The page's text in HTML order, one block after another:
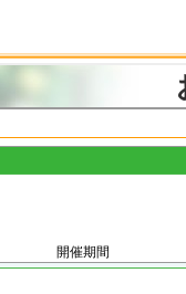
開催期間